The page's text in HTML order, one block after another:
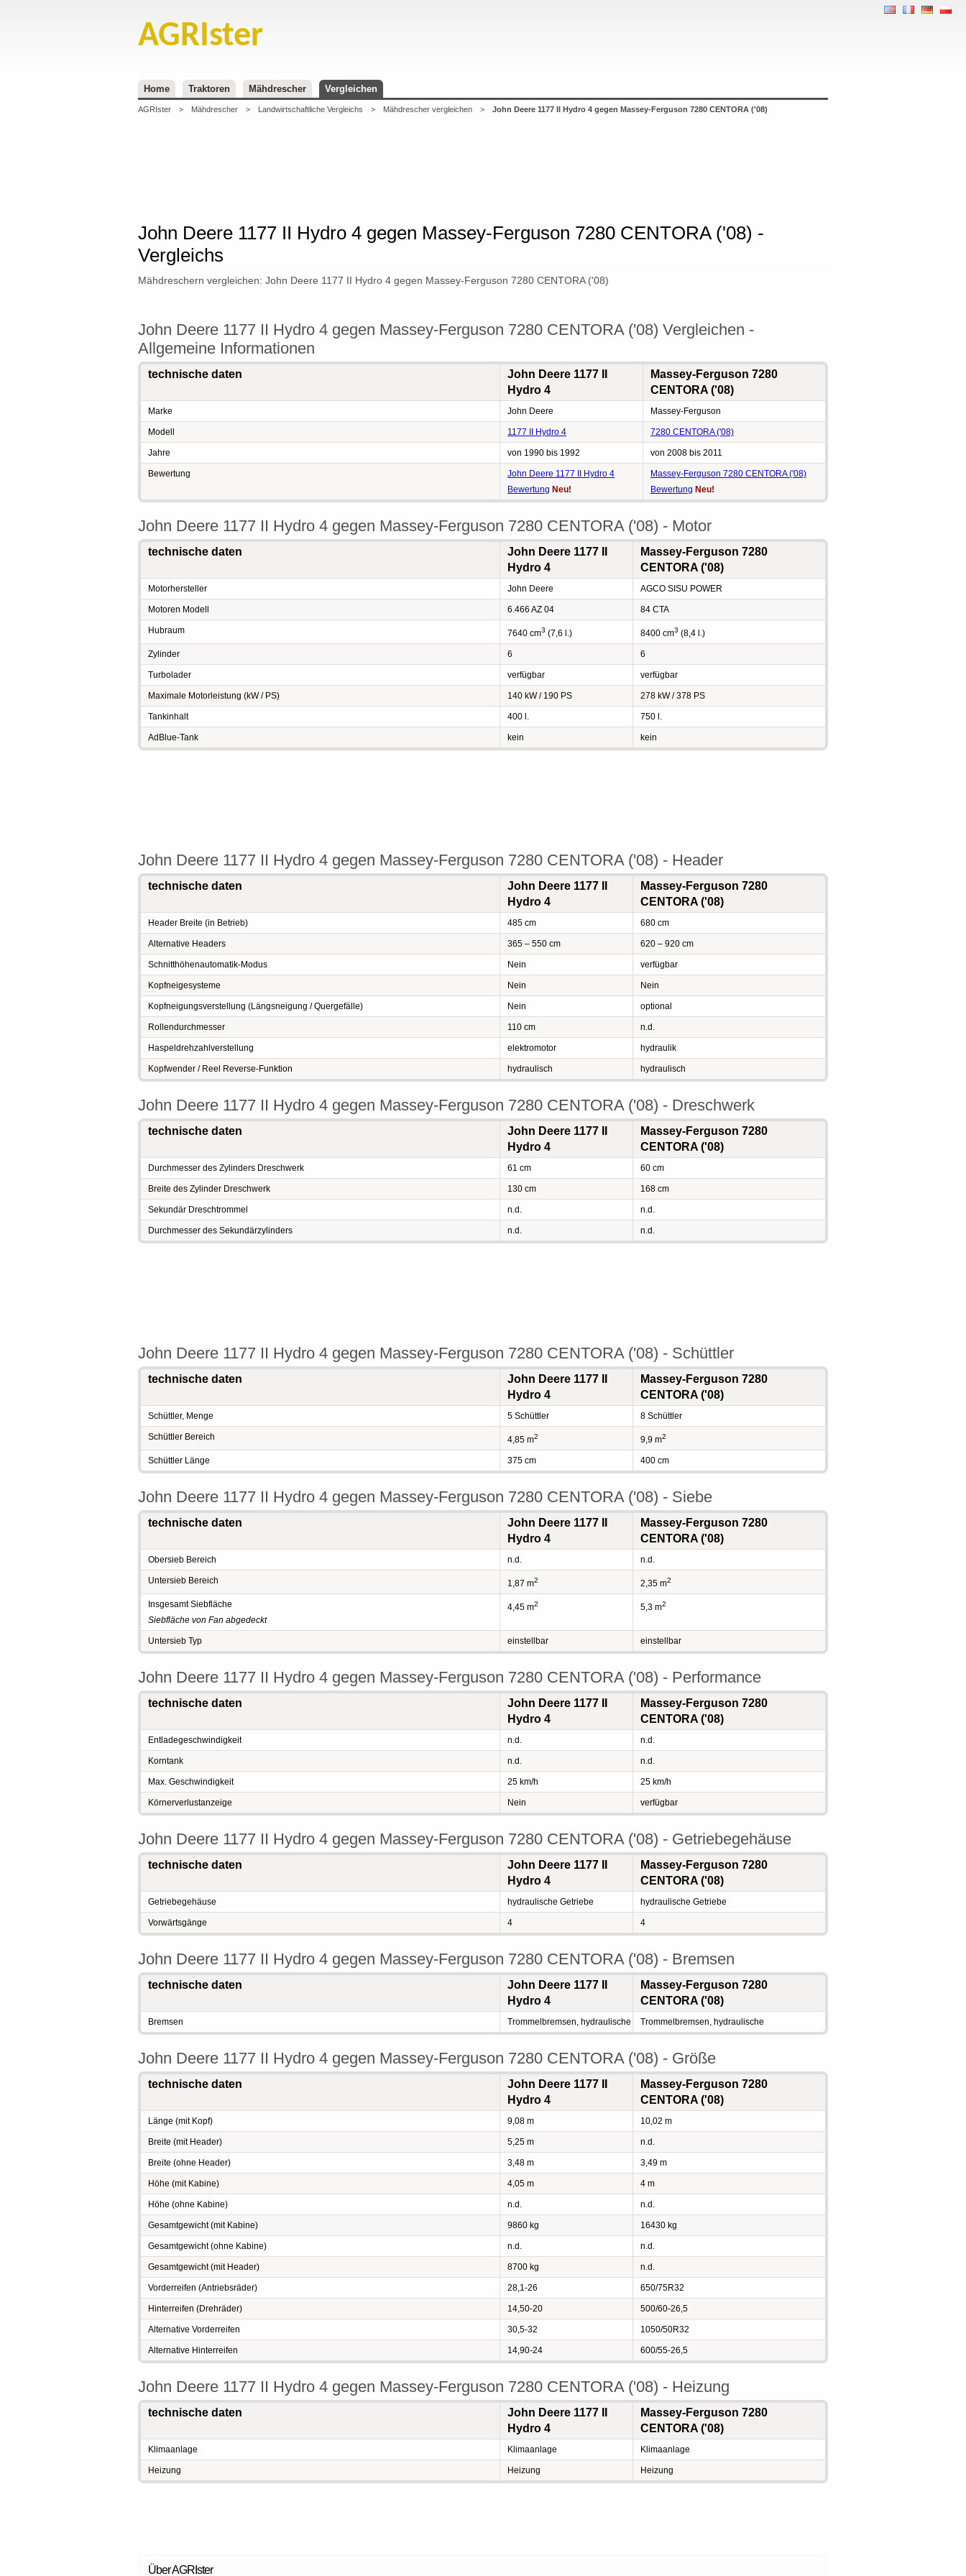
AGRIster
Home Traktoren Mähdrescher Vergleichen
AGRIster > Mähdrescher > Landwirtschaftliche Vergleichs > Mähdrescher vergleichen > John Deere 1177 II Hydro 4 gegen Massey-Ferguson 7280 CENTORA ('08)
John Deere 1177 II Hydro 4 gegen Massey-Ferguson 7280 CENTORA ('08) -
Vergleichs
Mähdreschern vergleichen: John Deere 1177 II Hydro 4 gegen Massey-Ferguson 7280 CENTORA ('08)
John Deere 1177 II Hydro 4 gegen Massey-Ferguson 7280 CENTORA ('08) Vergleichen -
Allgemeine Informationen
technische daten
John Deere 1177 II
Hydro 4
Massey-Ferguson 7280
CENTORA ('08)
Marke John Deere Massey-Ferguson
Modell 1177 II Hydro 4 7280 CENTORA ('08)
Jahre von 1990 bis 1992 von 2008 bis 2011
Bewertung
John Deere 1177 II Hydro 4
Bewertung Neu!
Massey-Ferguson 7280 CENTORA ('08)
Bewertung Neu!
John Deere 1177 II Hydro 4 gegen Massey-Ferguson 7280 CENTORA ('08) - Motor
technische daten
John Deere 1177 II
Hydro 4
Massey-Ferguson 7280
CENTORA ('08)
Motorhersteller John Deere AGCO SISU POWER
Motoren Modell 6.466 AZ 04 84 CTA
Hubraum 7640 cm3 (7,6 l.) 8400 cm3 (8,4 l.)
Zylinder 6 6
Turbolader verfügbar verfügbar
Maximale Motorleistung (kW / PS) 140 kW / 190 PS 278 kW / 378 PS
Tankinhalt 400 l. 750 l.
AdBlue-Tank kein kein
John Deere 1177 II Hydro 4 gegen Massey-Ferguson 7280 CENTORA ('08) - Header
technische daten
John Deere 1177 II
Hydro 4
Massey-Ferguson 7280
CENTORA ('08)
Header Breite (in Betrieb) 485 cm 680 cm
Alternative Headers 365 – 550 cm 620 – 920 cm
Schnitthöhenautomatik-Modus Nein verfügbar
Kopfneigesysteme Nein Nein
Kopfneigungsverstellung (Längsneigung / Quergefälle) Nein optional
Rollendurchmesser 110 cm n.d.
Haspeldrehzahlverstellung elektromotor hydraulik
Kopfwender / Reel Reverse-Funktion hydraulisch hydraulisch
John Deere 1177 II Hydro 4 gegen Massey-Ferguson 7280 CENTORA ('08) - Dreschwerk
technische daten
John Deere 1177 II
Hydro 4
Massey-Ferguson 7280
CENTORA ('08)
Durchmesser des Zylinders Dreschwerk 61 cm 60 cm
Breite des Zylinder Dreschwerk 130 cm 168 cm
Sekundär Dreschtrommel n.d. n.d.
Durchmesser des Sekundärzylinders n.d. n.d.
John Deere 1177 II Hydro 4 gegen Massey-Ferguson 7280 CENTORA ('08) - Schüttler
technische daten
John Deere 1177 II
Hydro 4
Massey-Ferguson 7280
CENTORA ('08)
Schüttler, Menge 5 Schüttler 8 Schüttler
Schüttler Bereich 4,85 m2 9,9 m2
Schüttler Länge 375 cm 400 cm
John Deere 1177 II Hydro 4 gegen Massey-Ferguson 7280 CENTORA ('08) - Siebe
technische daten
John Deere 1177 II
Hydro 4
Massey-Ferguson 7280
CENTORA ('08)
Obersieb Bereich n.d. n.d.
Untersieb Bereich 1,87 m2 2,35 m2
Insgesamt Siebfläche
Siebfläche von Fan abgedeckt
4,45 m2 5,3 m2
Untersieb Typ einstellbar einstellbar
John Deere 1177 II Hydro 4 gegen Massey-Ferguson 7280 CENTORA ('08) - Performance
technische daten
John Deere 1177 II
Hydro 4
Massey-Ferguson 7280
CENTORA ('08)
Entladegeschwindigkeit n.d. n.d.
Korntank n.d. n.d.
Max. Geschwindigkeit 25 km/h 25 km/h
Körnerverlustanzeige Nein verfügbar
John Deere 1177 II Hydro 4 gegen Massey-Ferguson 7280 CENTORA ('08) - Getriebegehäuse
technische daten
John Deere 1177 II
Hydro 4
Massey-Ferguson 7280
CENTORA ('08)
Getriebegehäuse hydraulische Getriebe hydraulische Getriebe
Vorwärtsgänge 4 4
John Deere 1177 II Hydro 4 gegen Massey-Ferguson 7280 CENTORA ('08) - Bremsen
technische daten
John Deere 1177 II
Hydro 4
Massey-Ferguson 7280
CENTORA ('08)
Bremsen Trommelbremsen, hydraulische Trommelbremsen, hydraulische
John Deere 1177 II Hydro 4 gegen Massey-Ferguson 7280 CENTORA ('08) - Größe
technische daten
John Deere 1177 II
Hydro 4
Massey-Ferguson 7280
CENTORA ('08)
Länge (mit Kopf) 9,08 m 10,02 m
Breite (mit Header) 5,25 m n.d.
Breite (ohne Header) 3,48 m 3,49 m
Höhe (mit Kabine) 4,05 m 4 m
Höhe (ohne Kabine) n.d. n.d.
Gesamtgewicht (mit Kabine) 9860 kg 16430 kg
Gesamtgewicht (ohne Kabine) n.d. n.d.
Gesamtgewicht (mit Header) 8700 kg n.d.
Vorderreifen (Antriebsräder) 28,1-26 650/75R32
Hinterreifen (Drehräder) 14,50-20 500/60-26,5
Alternative Vorderreifen 30,5-32 1050/50R32
Alternative Hinterreifen 14,90-24 600/55-26,5
John Deere 1177 II Hydro 4 gegen Massey-Ferguson 7280 CENTORA ('08) - Heizung
technische daten
John Deere 1177 II
Hydro 4
Massey-Ferguson 7280
CENTORA ('08)
Klimaanlage Klimaanlage Klimaanlage
Heizung Heizung Heizung
Über AGRIster